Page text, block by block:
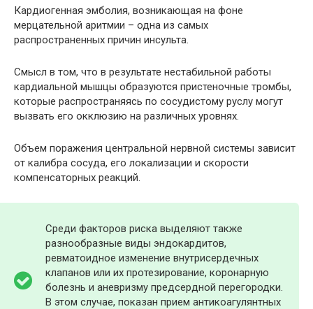
Кардиогенная эмболия, возникающая на фоне
мерцательной аритмии – одна из самых
распространенных причин инсульта.
Смысл в том, что в результате нестабильной работы
кардиальной мышцы образуются пристеночные тромбы,
которые распространяясь по сосудистому руслу могут
вызвать его окклюзию на различных уровнях.
Объем поражения центральной нервной системы зависит
от калибра сосуда, его локализации и скорости
компенсаторных реакций.
Среди факторов риска выделяют также
разнообразные виды эндокардитов,
ревматоидное изменение внутрисердечных
клапанов или их протезирование, коронарную
болезнь и аневризму предсердной перегородки.
В этом случае, показан прием антикоагулянтных